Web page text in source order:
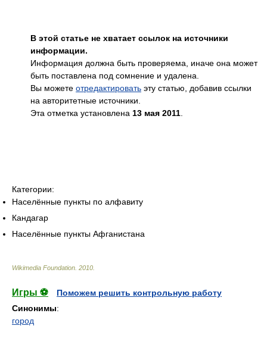
В этой статье не хватает ссылок на источники
информации.
Информация должна быть проверяема, иначе она может
быть поставлена под сомнение и удалена.
Вы можете отредактировать эту статью, добавив ссылки
на авторитетные источники.
Эта отметка установлена 13 мая 2011
Категории:
Населённые пункты по алфавиту
Кандагар
Населённые пункты Афганистана
Wikimedia Foundation 2010
Игры ⚽
Поможем решить контрольную работу
Синонимы:
город